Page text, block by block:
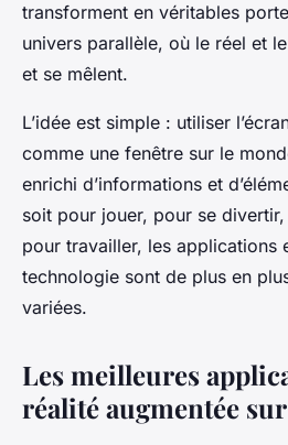
transforment en véritables
univers parallèle, où le réel et
et se mêlent.
L’idée est simple : utiliser
comme une fenêtre sur le
enrichi d’informations et
soit pour jouer, pour se
pour travailler, les applications
technologie sont de plus en
variées.
Les meilleures
réalité augmentée